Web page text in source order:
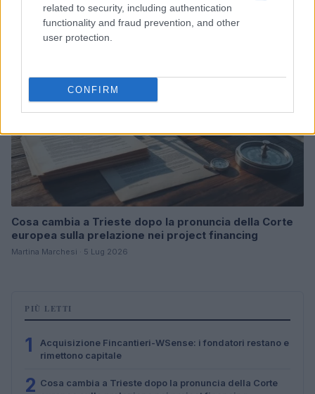
related to security, including authentication
functionality and fraud prevention, and other
user protection.
CONFIRM
B2B NEWS
Cosa cambia a Trieste dopo la pronuncia della Corte
europea sulla prelazione nei project financing
Martina Marchesi · 5 Lug 2026
PIÙ LETTI
1
Acquisizione Fincantieri-WSense: i fondatori restano e
rimettono capitale
2 Cosa cambia a Trieste dopo la pronuncia della Corte